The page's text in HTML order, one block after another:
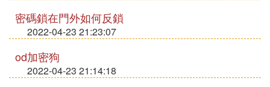
密碼鎖在門外如何反鎖
2022-04-23 21:23:07
od加密狗
2022-04-23 21:14:18